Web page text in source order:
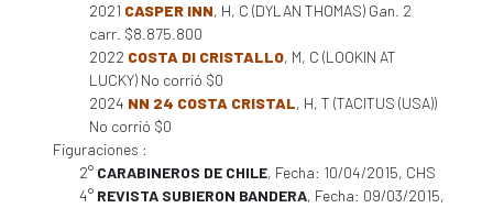
2021 CASPER INN, H, C (DYLAN THOMAS) Gan. 2
carr. $8.875.800
2022 COSTA DI CRISTALLO, M, C (LOOKIN AT
LUCKY) No corrió $0
2024 NN 24 COSTA CRISTAL, H, T (TACITUS (USA))
No corrió $0
Figuraciones :
2° CARABINEROS DE CHILE, Fecha: 10/04/2015, CHS
4° REVISTA SUBIERON BANDERA, Fecha: 09/03/2015,